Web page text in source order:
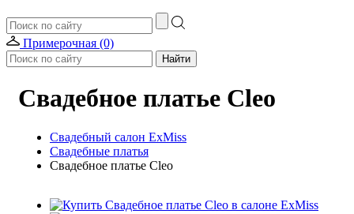
Примерочная (0)
Свадебное платье Cleo
Свадебный салон ExMiss
Свадебные платья
Свадебное платье Cleo